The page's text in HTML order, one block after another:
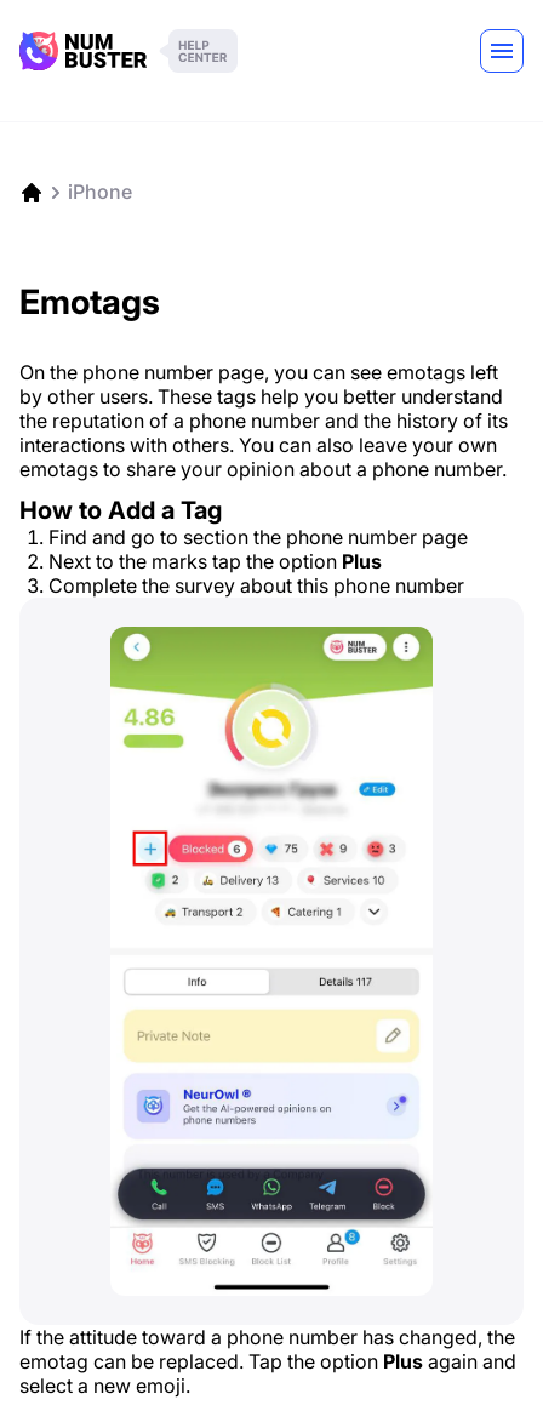
iPhone
Emotags
On the phone number page, you can see emotags left
by other users. These tags help you better understand
the reputation of a phone number and the history of its
interactions with others. You can also leave your own
emotags to share your opinion about a phone number.
How to Add a Tag
Find and go to section the phone number page
Next to the marks tap the option Plus
Complete the survey about this phone number
If the attitude toward a phone number has changed, the
emotag can be replaced. Tap the option Plus again and
select a new emoji.